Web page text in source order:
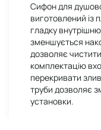
Сифон для
виготовлений із
гладку
зменшується
дозволяє
комплектацію
перекривати
труби дозволяє
установки.